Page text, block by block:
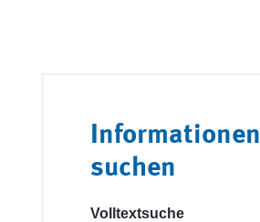
Informationen
suchen
Volltextsuche